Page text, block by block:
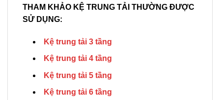
THAM KHẢO KỆ TRUNG TẢI THƯỜNG ĐƯỢC
SỬ DỤNG:
Kệ trung tải 3 tầng
Kệ trung tải 4 tầng
Kệ trung tải 5 tầng
Kệ trung tải 6 tầng